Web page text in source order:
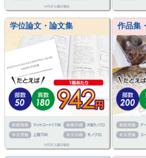
学位論文・論文集 作品集